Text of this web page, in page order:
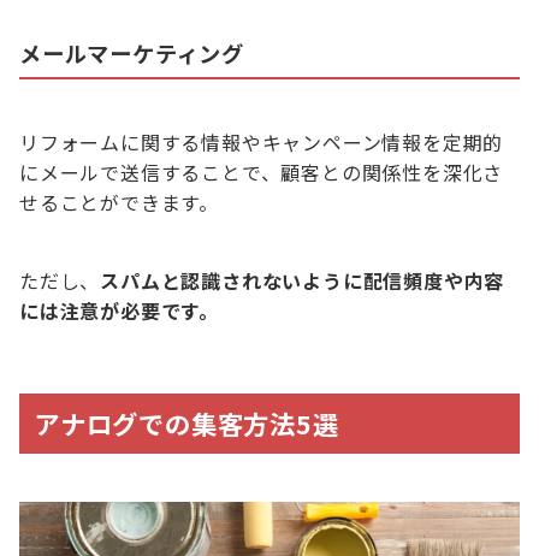
メールマーケティング
リフォームに関する情報やキャンペーン情報を定期的
にメールで送信することで、顧客との関係性を深化さ
せることができます。
ただし、 スパムと認識されないように配信頻度や内容
には注意が必要です。
アナログでの集客方法5選